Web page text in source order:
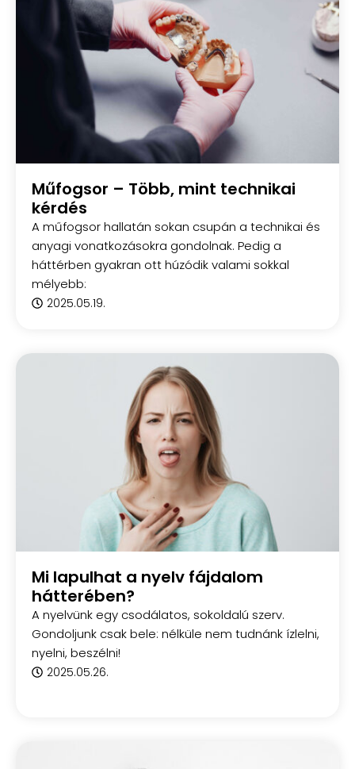
Műfogsor – Több, mint technikai
kérdés
A műfogsor hallatán sokan csupán a technikai és
anyagi vonatkozásokra gondolnak. Pedig a
háttérben gyakran ott húzódik valami sokkal
mélyebb:
2025.05.19.
Mi lapulhat a nyelv fájdalom
hátterében?
A nyelvünk egy csodálatos, sokoldalú szerv.
Gondoljunk csak bele: nélküle nem tudnánk ízlelni,
nyelni, beszélni!
2025.05.26.